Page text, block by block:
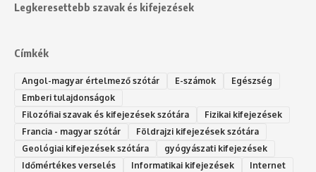
Legkeresettebb szavak és kifejezések
Címkék
Angol-magyar értelmező szótár E-számok
Egészség
Emberi tulajdonságok
Filozófiai szavak és kifejezések szótára
Fizikai kifejezések
Francia - magyar szótár
Földrajzi kifejezések szótára
Geológiai kifejezések szótára
gyógyászati kifejezések
Időmértékes verselés
Informatikai kifejezések
Internet